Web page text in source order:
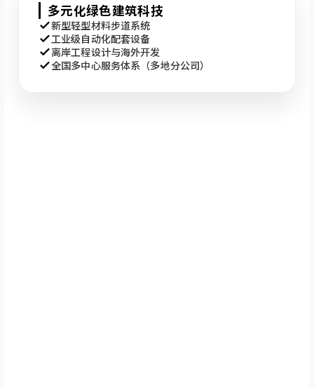
多元化绿色建筑科技
新型轻型材料步道系统
工业级自动化配套设备
离岸工程设计与海外开发
全国多中心服务体系（多地分公司）